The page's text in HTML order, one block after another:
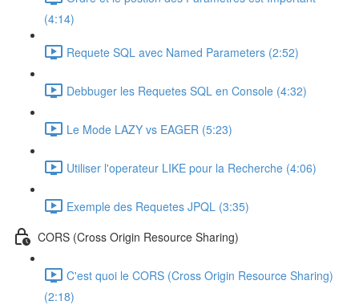
(4:14)
Requete SQL avec Named Parameters (2:52)
Debbuger les Requetes SQL en Console (4:32)
Le Mode LAZY vs EAGER (5:23)
Utiliser l'operateur LIKE pour la Recherche (4:06)
Exemple des Requetes JPQL (3:35)
CORS (Cross Origin Resource Sharing)
C'est quoi le CORS (Cross Origin Resource Sharing)
(2:18)